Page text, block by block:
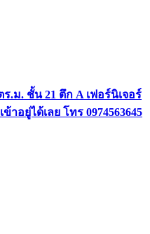
.ม. ชั้น 21 ตึก A เฟอร์นิเจอร์
อยู่ได้เลย โทร 0974563645